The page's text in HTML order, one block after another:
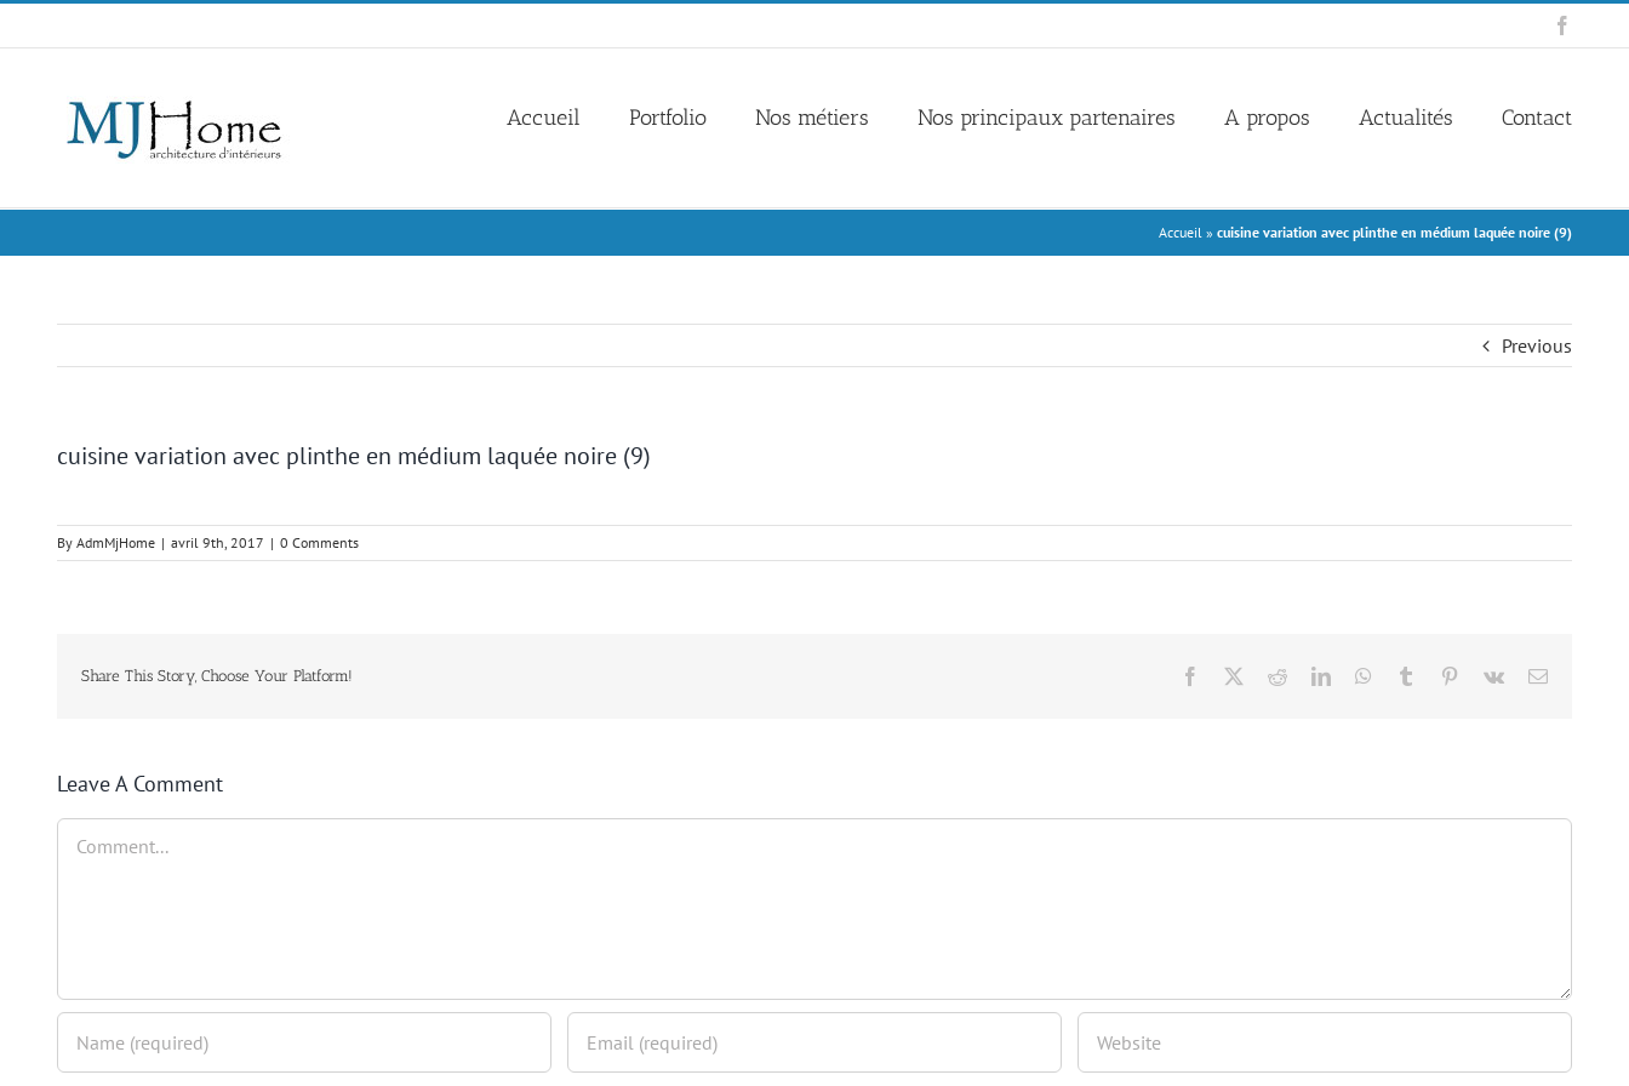
to
Accueil Portfolio Nos métiers Nos principaux partenaires A propos Actualités Contact
Accueil » cuisine variation avec plinthe en médium laquée noire (9)
Previous
cuisine variation avec plinthe en médium laquée noire (9)
By AdmMjHome | avril 9th, 2017 | 0 Comments
Share This Story, Choose Your Platform! Facebook
TwitterRedditLinkedInWhatsApp
Tumblr Pinterest
Vk Email
Leave A Comment